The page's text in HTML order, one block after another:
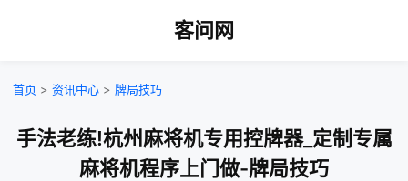
客问网
首页 > 资讯中心 > 牌局技巧
手法老练!杭州麻将机专用控牌器_定制专属
麻将机程序上门做-牌局技巧